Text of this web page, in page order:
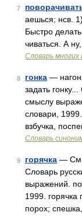
7
аешься; нсв.
Быстро
чиваться. А
Словарь многих
8 гонка —
задать
смыслу
словари, 1999.
взбучка,
Словарь
9 горячка — См.
Словарь
выражений.
1999. горячка
порох;